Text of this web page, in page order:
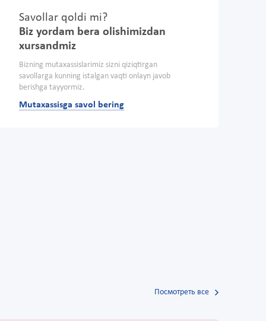
Savollar qoldi mi?
Biz yordam bera olishimizdan
xursandmiz
Bizning mutaxassislarimiz sizni qiziqtirgan
savollarga kunning istalgan vaqti onlayn javob
berishga tayyormiz.
Mutaxassisga savol bering
Посмотреть все